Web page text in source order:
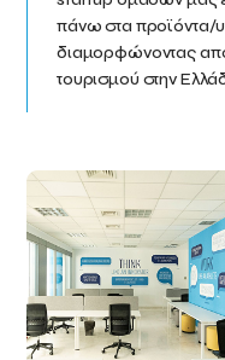
πάνω στα προϊόντα/
διαμορφώνοντας
τουρισμού στην